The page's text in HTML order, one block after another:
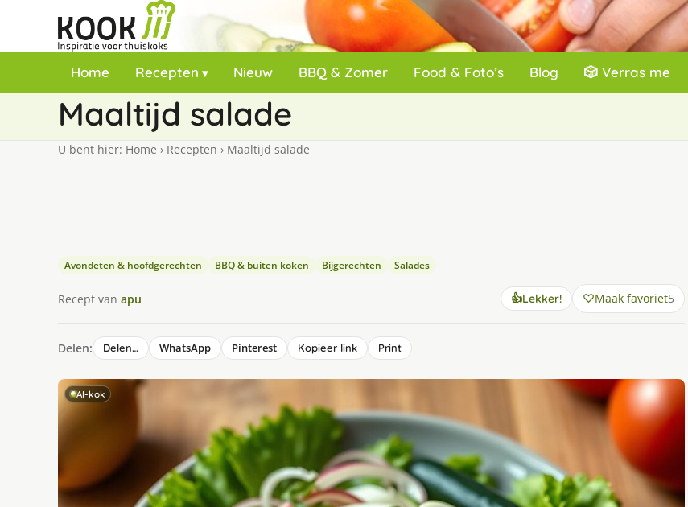
Home Recepten Nieuw BBQ & Zomer Food & Foto’s Blog 🎲 Verras me
Maaltijd salade
U bent hier: Home › Recepten › Maaltijd salade
Avondeten & hoofdgerechten BBQ & buiten koken Bijgerechten Salades
Recept van apu 👍Lekker! Maak favoriet5
Delen: Delen… WhatsApp Pinterest Kopieer link Print
AI-kok